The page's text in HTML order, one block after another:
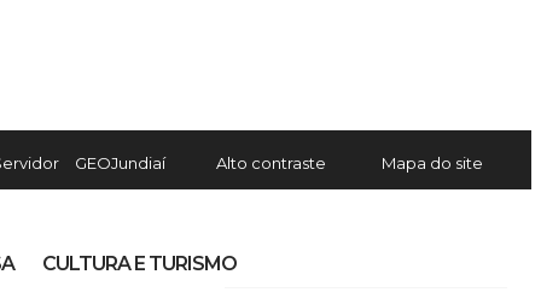
GEOJundiaí Alto contraste Mapa do site
CULTURA E TURISMO